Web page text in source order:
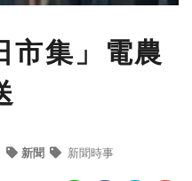
市集」電農
新聞 新聞時事